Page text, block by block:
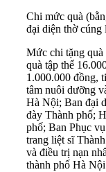
Chi mức quà
đại diện thờ cúng
Mức chi tặng quà
quà tập thể
1.000.000 đồng,
tâm nuôi dưỡng
Hà Nội; Ban đại
đày Thành phố;
phố; Ban Phục
trang liệt sĩ
và điều trị nạn
thành phố Hà